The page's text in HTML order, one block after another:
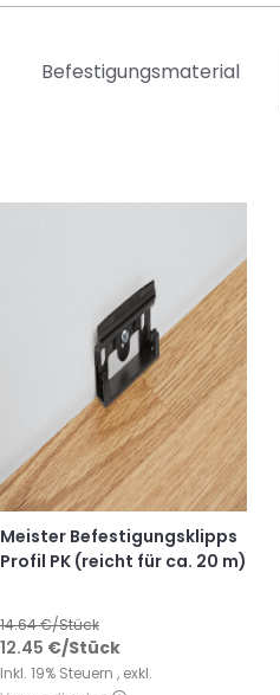
Befestigungsmaterial
Meister Befestigungsklipps
Profil PK (reicht für ca. 20 m)
14.64€/Stück
12.45 €/Stück
Inkl. 19% Steuern , exkl.